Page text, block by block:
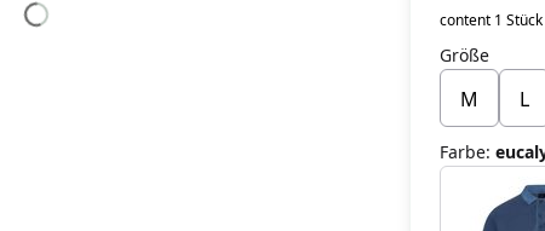
content 1 Stück
Größe
M L
Farbe: